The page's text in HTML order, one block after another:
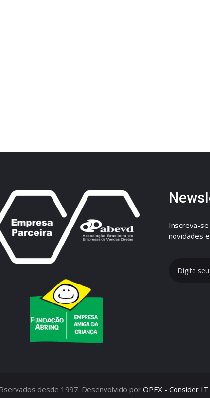
Inscreva-
novidades
desde 1997. Desenvolvido por OPEX - Consider IT